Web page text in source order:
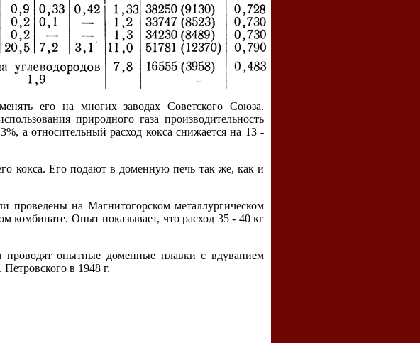
его на многих заводах Советского Союза.
природного газа производительность
а относительный расход кокса снижается на 13 -
кокса. Его подают в доменную печь так же, как и
на Магнитогорском металлургическом
комбинате. Опыт показывает, что расход 35 - 40 кг
опытные доменные плавки с вдуванием
в 1948 г.